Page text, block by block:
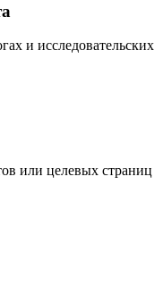
и исследовательских
или целевых страниц